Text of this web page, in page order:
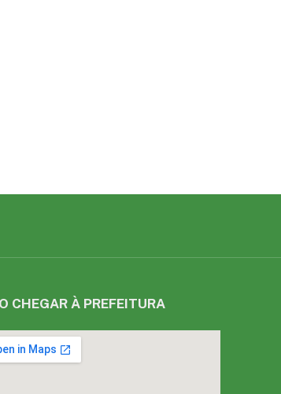
CHEGAR À PREFEITURA